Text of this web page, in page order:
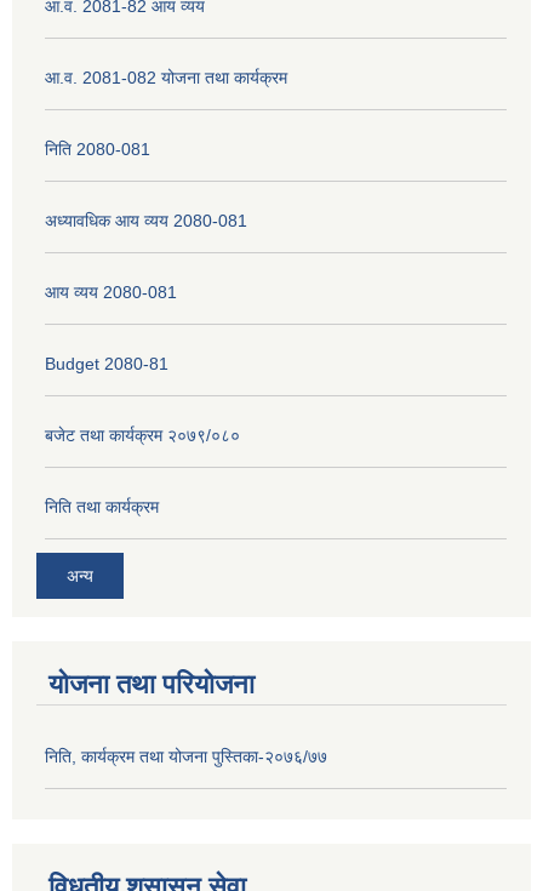
आ.व. 2081-82 आय व्यय
आ.व. 2081-082 योजना तथा कार्यक्रम
निति 2080-081
अध्यावधिक आय व्यय 2080-081
आय व्यय 2080-081
Budget 2080-81
बजेट तथा कार्यक्रम २०७९/०८०
निति तथा कार्यक्रम
अन्य
योजना तथा परियोजना
निति, कार्यक्रम तथा योजना पुस्तिका-२०७६/७७